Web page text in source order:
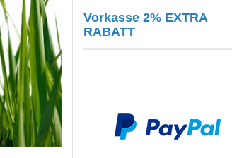
Vorkasse 2% EXTRA
RABATT